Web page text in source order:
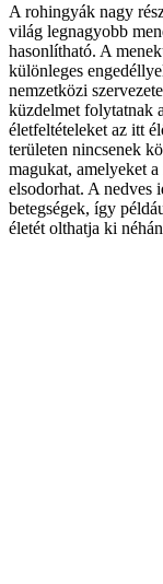
A rohingyák nagy
világ legnagyobb
hasonlítható. A
különleges
nemzetközi
küzdelmet folytatnak
életfeltételeket az itt
területen nincsenek
magukat, amelyeket
elsodorhat. A nedves
betegségek, így
életét olthatja ki